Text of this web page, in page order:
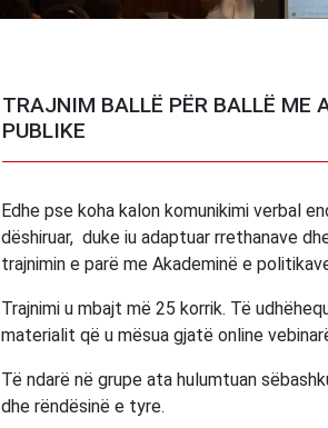
TRAJNIM BALLË PËR BALLË ME
PUBLIKE
Edhe pse koha kalon komunikimi verbal
dëshiruar, duke iu adaptuar rrethanave
trajnimin e parë me Akademinë e
Trajnimi u mbajt më 25 korrik. Të
materialit që u mësua gjatë online
Të ndarë në grupe ata hulumtuan
dhe rëndësinë e tyre.